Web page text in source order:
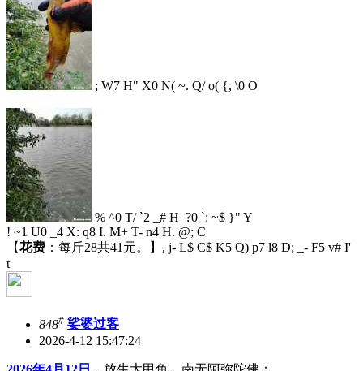
; W7 H" X0 N( ~. Q/ o( {, \0 O
% ^0 T/ `2 _# H ?0 `: ~$ }" Y
! ~1 U0 _4 X: q8 I. M+ T- n4 H. @; C
【花费 ：每斤28共41元。】 , j- L$ C$ K5 Q) p7 l8 D; _- F5 v# I'
t
848# 娑婆过客
2026-4-12 15:47:24